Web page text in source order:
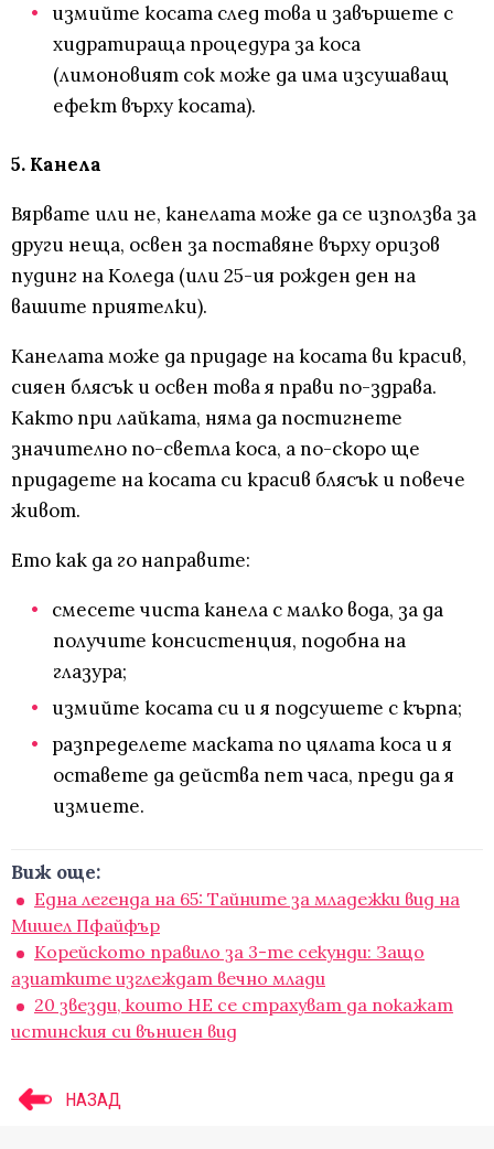
измийте косата след това и завършете с
хидратираща процедура за коса
(лимоновият сок може да има изсушаващ
ефект върху косата).
5. Канела
Вярвате или не, канелата може да се използва за
други неща, освен за поставяне върху оризов
пудинг на Коледа (или 25-ия рожден ден на
вашите приятелки).
Канелата може да придаде на косата ви красив,
сияен блясък и освен това я прави по-здрава.
Както при лайката, няма да постигнете
значително по-светла коса, а по-скоро ще
придадете на косата си красив блясък и повече
живот.
Ето как да го направите:
смесете чиста канела с малко вода, за да
получите консистенция, подобна на
глазура;
измийте косата си и я подсушете с кърпа;
разпределете маската по цялата коса и я
оставете да действа пет часа, преди да я
измиете.
Виж още:
Една легенда на 65: Тайните за младежки вид на
Мишел Пфайфър
Корейското правило за 3-те секунди: Защо
азиатките изглеждат вечно млади
20 звезди, които НЕ се страхуват да покажат
истинския си външен вид
НАЗАД